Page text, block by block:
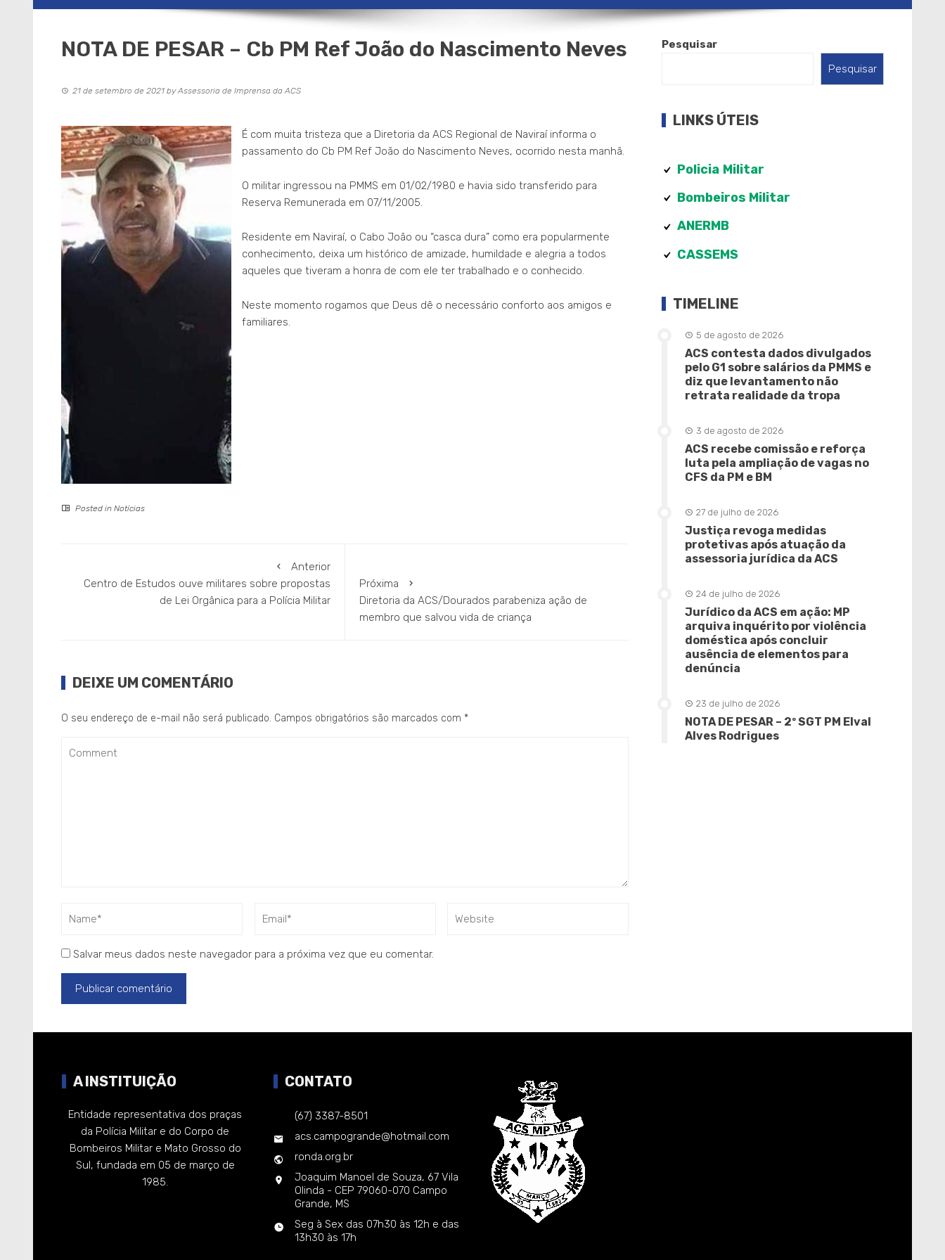
NOTA DE PESAR – Cb PM Ref João do Nascimento Neves
21 de setembro de 2021 byAssessoria de Imprensa da ACS
É com muita tristeza que a Diretoria da ACS Regional de Naviraí informa o
passamento do Cb PM Ref João do Nascimento Neves, ocorrido nesta manhã.
O militar ingressou na PMMS em 01/02/1980 e havia sido transferido para
Reserva Remunerada em 07/11/2005.
Residente em Naviraí, o Cabo João ou “casca dura” como era popularmente
conhecimento, deixa um histórico de amizade, humildade e alegria a todos
aqueles que tiveram a honra de com ele ter trabalhado e o conhecido.
Neste momento rogamos que Deus dê o necessário conforto aos amigos e
familiares.
Posted in Notícias
Anterior
Centro de Estudos ouve militares sobre propostas
de Lei Orgânica para a Polícia Militar
Próxima
Diretoria da ACS/Dourados parabeniza ação de
membro que salvou vida de criança
DEIXE UM COMENTÁRIO
O seu endereço de e-mail não será publicado. Campos obrigatórios são marcados com *
Salvar meus dados neste navegador para a próxima vez que eu comentar.
Pesquisar
Pesquisar
LINKS ÚTEIS
Policia Militar
Bombeiros Militar
ANERMB
CASSEMS
TIMELINE
5 de agosto de 2026
ACS contesta dados divulgados
pelo G1 sobre salários da PMMS e
diz que levantamento não
retrata realidade da tropa
3 de agosto de 2026
ACS recebe comissão e reforça
luta pela ampliação de vagas no
CFS da PM e BM
27 de julho de 2026
Justiça revoga medidas
protetivas após atuação da
assessoria jurídica da ACS
24 de julho de 2026
Jurídico da ACS em ação: MP
arquiva inquérito por violência
doméstica após concluir
ausência de elementos para
denúncia
23 de julho de 2026
NOTA DE PESAR – 2º SGT PM Elval
Alves Rodrigues
A INSTITUIÇÃO
Entidade representativa dos praças
da Polícia Militar e do Corpo de
Bombeiros Militar e Mato Grosso do
Sul, fundada em 05 de março de
1985.
CONTATO
(67) 3387-8501
acs.campogrande@hotmail.com
ronda.org.br
Joaquim Manoel de Souza, 67 Vila
Olinda - CEP 79060-070 Campo
Grande, MS
Seg à Sex das 07h30 às 12h e das
13h30 às 17h